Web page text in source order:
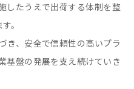
したうえで出荷する体制を整
。
き、安全で信頼性の高いプラ
基盤の発展を支え続けていき